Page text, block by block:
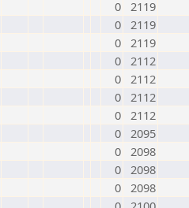
0 2119
0 2119
0 2119
0 2112
0 2112
0 2112
0 2112
0 2095
0 2098
0 2098
0 2098